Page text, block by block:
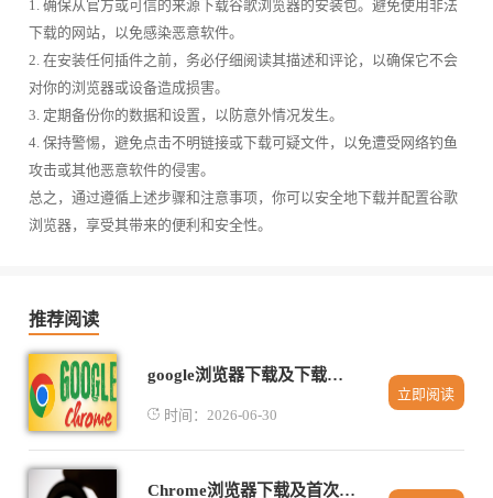
1. 确保从官方或可信的来源下载谷歌浏览器的安装包。避免使用非法
下载的网站，以免感染恶意软件。
2. 在安装任何插件之前，务必仔细阅读其描述和评论，以确保它不会
对你的浏览器或设备造成损害。
3. 定期备份你的数据和设置，以防意外情况发生。
4. 保持警惕，避免点击不明链接或下载可疑文件，以免遭受网络钓鱼
攻击或其他恶意软件的侵害。
总之，通过遵循上述步骤和注意事项，你可以安全地下载并配置谷歌
浏览器，享受其带来的便利和安全性。
推荐阅读
google浏览器下载及下载失败修复与优化教程
时间：2026-06-30
立即阅读
Chrome浏览器下载及首次运行速度优化操作